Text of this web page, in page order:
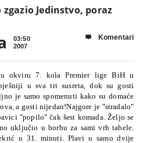
Jedinstvo, poraz
03:50
2007
 Komentari
u okviru 7. kola Premier lige BiH u
u sva tri susreta, dok su gosti
je samo spomenuti kako su domaće
a gosti nijedan!Najgore je "stradalo"
"popilo" čak šest komada. Željo se
uključio u borbu za sami vrh tabele.
u 31. minuti. Plavi u samo dvije